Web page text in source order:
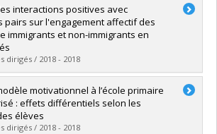
Zoe
dans Papyrus
interactions positives avec
pairs sur l'engagement affectif des
immigrants et non-immigrants en
dirigés / 2018 - 2018
Bélanger, Catherine
dans Papyrus
motivationnel à l’école primaire
: effets différentiels selon les
élèves
dirigés / 2018 - 2018